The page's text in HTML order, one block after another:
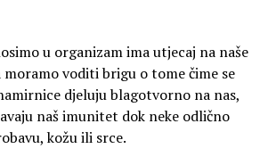
u organizam ima utjecaj na naše
voditi brigu o tome čime se
djeluju blagotvorno na nas,
naš imunitet dok neke odlično
kožu ili srce.